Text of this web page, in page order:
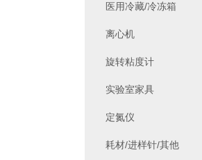
医用冷藏/冷冻箱
离心机
旋转粘度计
实验室家具
定氮仪
耗材/进样针/其他